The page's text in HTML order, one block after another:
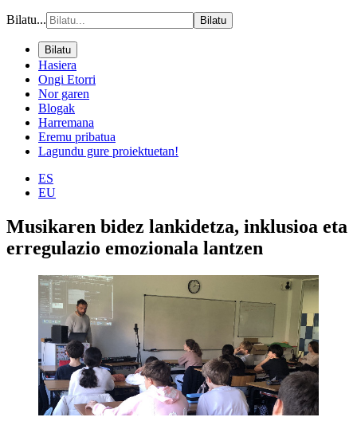
Bilatu... Bilatu
Bilatu
Hasiera
Ongi Etorri
Nor garen
Blogak
Harremana
Eremu pribatua
Lagundu gure proiektuetan!
ES
EU
Musikaren bidez lankidetza, inklusioa eta
erregulazio emozionala lantzen